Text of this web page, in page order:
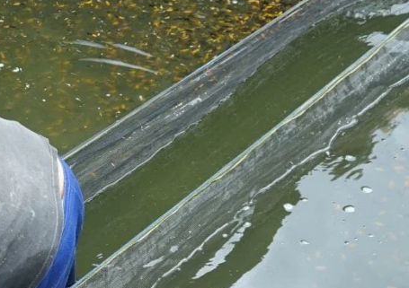
Koki
Guppy
Platy
Glofish
Danio
Manfish
Discuss
Palmas
Kura-kura
KATEGORI